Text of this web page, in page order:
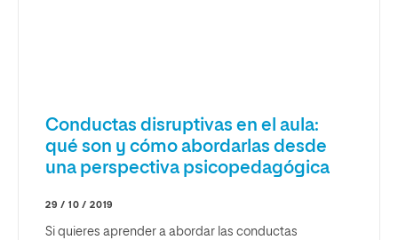
Conductas disruptivas en el aula:
qué son y cómo abordarlas desde
una perspectiva psicopedagógica
29 / 10 / 2019
Si quieres aprender a abordar las conductas